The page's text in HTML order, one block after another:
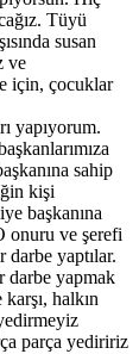
Tüyü
susan
ve
için, çocuklar
yapıyorum.
sahip
kişi
başkanına
onuru ve şerefi
darbe yaptılar.
darbe yapmak
halkın
parça yediririz